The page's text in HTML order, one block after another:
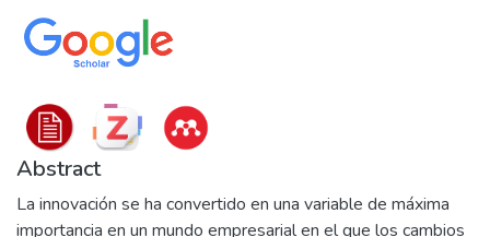
Abstract
La innovación se ha convertido en una variable de máxima
importancia en un mundo empresarial en el que los cambios